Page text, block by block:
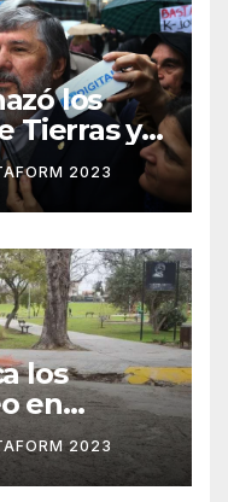
los
Tierras y
el
2023
los
en
2023